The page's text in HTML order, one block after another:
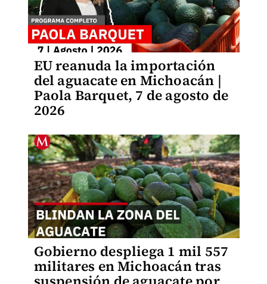
EU reanuda la importación
del aguacate en Michoacán |
Paola Barquet, 7 de agosto de
2026
Gobierno despliega 1 mil 557
militares en Michoacán tras